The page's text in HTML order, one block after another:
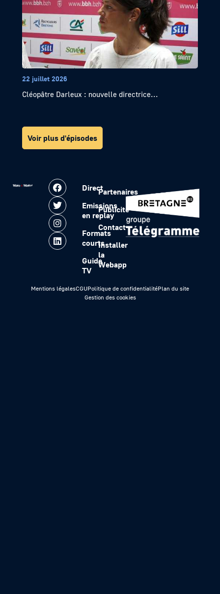
22 juillet 2026
Cléopâtre Darleux : nouvelle directrice...
Voir plus d'épisodes
Direct
Emissions
en replay
Formats
courts
Guide
TV
Partenaires
Publicité
Contact
Installer
la
Webapp
Mentions légalesCGUPolitique de confidentialitéPlan du site
Gestion des cookies